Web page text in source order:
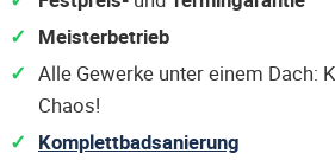
Meisterbetrieb
Alle Gewerke unter einem Dach:
Chaos!
Komplettbadsanierung